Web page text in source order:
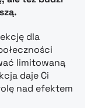
dla
limitowaną
daje Ci
nad efektem